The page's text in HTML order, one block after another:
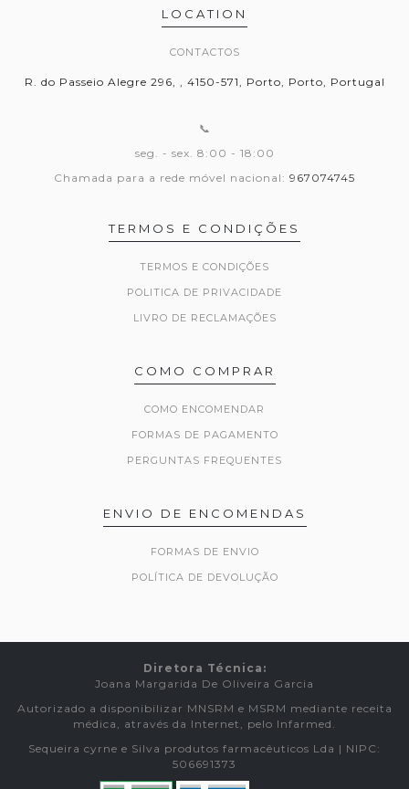
LOCATION
CONTACTOS
R. do Passeio Alegre 296, , 4150-571, Porto, Porto, Portugal
📞
seg. - sex. 8:00 - 18:00
Chamada para a rede móvel nacional: 967074745
TERMOS E CONDIÇÕES
TERMOS E CONDIÇÕES
POLITICA DE PRIVACIDADE
LIVRO DE RECLAMAÇÕES
COMO COMPRAR
COMO ENCOMENDAR
FORMAS DE PAGAMENTO
PERGUNTAS FREQUENTES
ENVIO DE ENCOMENDAS
FORMAS DE ENVIO
POLÍTICA DE DEVOLUÇÃO
Diretora Técnica:
Joana Margarida De Oliveira Garcia
Autorizado a disponibilizar MNSRM e MSRM mediante receita
médica, através da Internet, pelo Infarmed.
Sequeira cyrne e Silva produtos farmacêuticos Lda | NIPC:
506691373